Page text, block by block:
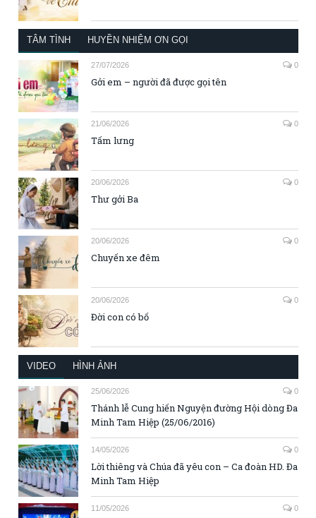
TÂM TÌNH HUYỀN NHIỆM ƠN GỌI
27/07/2026 0
Gởi em – người đã được gọi tên
21/06/2026 0
Tấm lưng
20/06/2026 0
Thư gởi Ba
20/06/2026 0
Chuyến xe đêm
20/06/2026 0
Đời con có bố
VIDEO HÌNH ẢNH
25/06/2026 0
Thánh lễ Cung hiến Nguyện đường Hội dòng Đa
Minh Tam Hiệp (25/06/2016)
14/05/2026 0
Lời thiêng và Chúa đã yêu con – Ca đoàn HD. Đa
Minh Tam Hiệp
11/05/2026 0